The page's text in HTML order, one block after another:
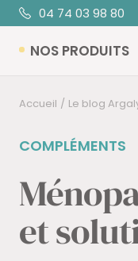
Passer
au
contenu
04 74 03 98 80
NOS PRODUITS
Accueil Le blog
COMPLÉMENTS
et